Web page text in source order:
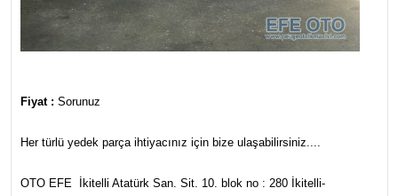
Fiyat : Sorunuz
Her türlü yedek parça ihtiyacınız için bize ulaşabilirsiniz....
OTO EFE İkitelli Atatürk San. Sit. 10. blok no : 280 İkitelli-